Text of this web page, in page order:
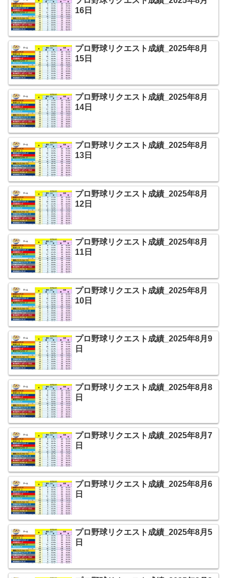
16日
プロ野球リクエスト成績_2025年8月
15日
プロ野球リクエスト成績_2025年8月
14日
プロ野球リクエスト成績_2025年8月
13日
プロ野球リクエスト成績_2025年8月
12日
プロ野球リクエスト成績_2025年8月
11日
プロ野球リクエスト成績_2025年8月
10日
プロ野球リクエスト成績_2025年8月9
日
プロ野球リクエスト成績_2025年8月8
日
プロ野球リクエスト成績_2025年8月7
日
プロ野球リクエスト成績_2025年8月6
日
プロ野球リクエスト成績_2025年8月5
日